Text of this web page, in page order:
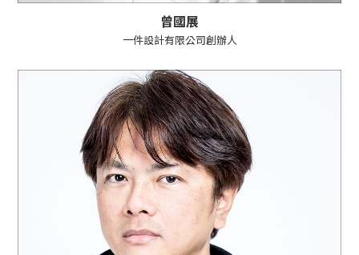
曾國展
一件設計有限公司創辦人